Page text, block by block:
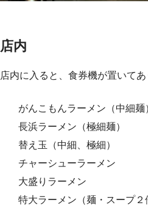
店内
店内に入ると、食券機が置いてあ
がんこもんラーメン（中
長浜ラーメン（極細
替え玉（中細、極
チャーシューラー
大盛りラーメン
特大ラーメン（麺・スープ